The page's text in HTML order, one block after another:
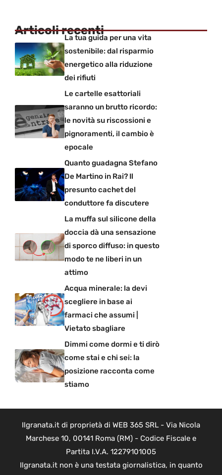
Articoli recenti
La tua guida per una vita
sostenibile: dal risparmio
energetico alla riduzione
dei rifiuti
Le cartelle esattoriali
saranno un brutto ricordo:
le novità su riscossioni e
pignoramenti, il cambio è
epocale
Quanto guadagna Stefano
De Martino in Rai? Il
presunto cachet del
conduttore fa discutere
La muffa sul silicone della
doccia dà una sensazione
di sporco diffuso: in questo
modo te ne liberi in un
attimo
Acqua minerale: la devi
scegliere in base ai
farmaci che assumi |
Vietato sbagliare
Dimmi come dormi e ti dirò
come stai e chi sei: la
posizione racconta come
stiamo
Ilgranata.it di proprietà di WEB 365 SRL - Via Nicola
Marchese 10, 00141 Roma (RM) - Codice Fiscale e
Partita I.V.A. 12279101005
Ilgranata.it non è una testata giornalistica, in quanto